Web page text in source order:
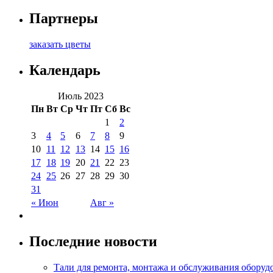
Партнеры
заказать цветы
Календарь
Июль 2023
Пн Вт Ср Чт Пт Сб Вс
« Июн Авг »
1
2
3
4 5 6 7 8
9
10 11 12 13 14 15 16
17 18 19 20 21 22 23
24 25 26 27 28 29 30
31
Последние новости
Тали для ремонта, монтажа и обслуживания